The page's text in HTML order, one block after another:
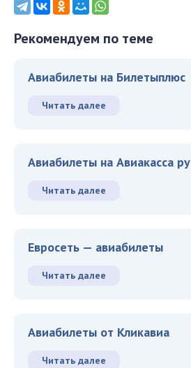
Рекомендуем по теме
Авиабилеты на Билетыплюс
Читать далее
Авиабилеты на Авиакасса ру
Читать далее
Евросеть — авиабилеты
Читать далее
Авиабилеты от Кликавиа
Читать далее